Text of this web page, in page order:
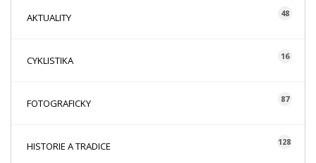
AKTUALITY 48
CYKLISTIKA 16
FOTOGRAFICKY 87
HISTORIE A TRADICE 128